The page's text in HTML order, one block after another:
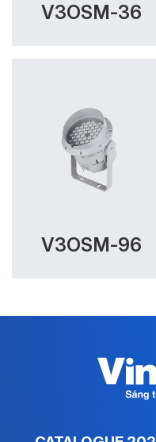
V3OSM-36
V3OSM-96